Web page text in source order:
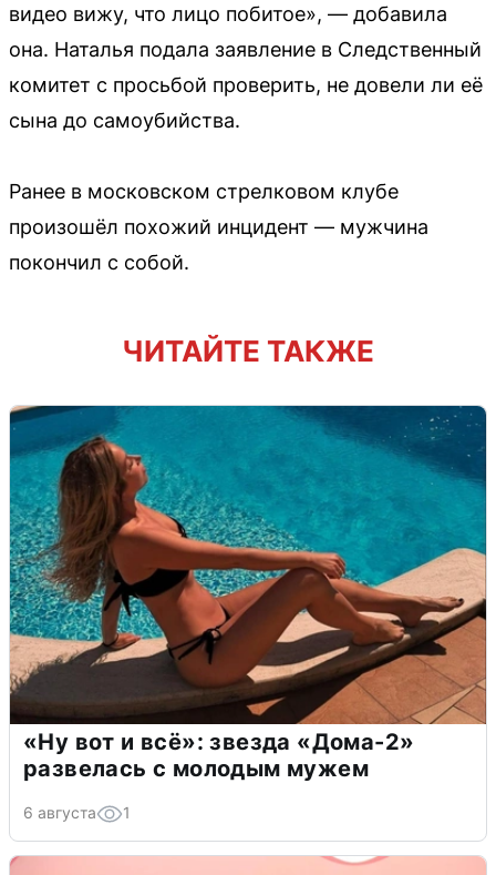
видео вижу, что лицо побитое», — добавила
она. Наталья подала заявление в Следственный
комитет с просьбой проверить, не довели ли её
сына до самоубийства.
Ранее в московском стрелковом клубе
произошёл похожий инцидент — мужчина
покончил с собой.
ЧИТАЙТЕ ТАКЖЕ
«Ну вот и всё»: звезда «Дома-2»
развелась с молодым мужем
6 августа 1